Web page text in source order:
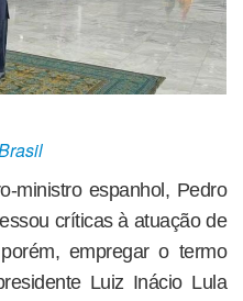
ministro espanhol, Pedro
críticas à atuação de
empregar o termo
Luiz Inácio Lula